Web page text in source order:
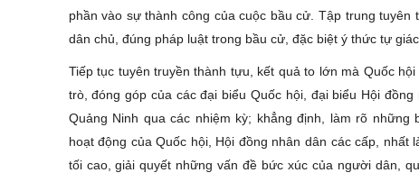
phần vào sự thành công của cuộc bầu cử. Tập trung
dân chủ, đúng pháp luật trong bầu cử, đặc biệt ý thức tự
Tiếp tục tuyên truyền thành tựu, kết quả to lớn mà Quốc
trò, đóng góp của các đại biểu Quốc hội, đại biểu Hội
Quảng Ninh qua các nhiệm kỳ; khẳng định, làm rõ
hoạt động của Quốc hội, Hội đồng nhân dân các cấp, nhất
tối cao, giải quyết những vấn đề bức xúc của người dân,